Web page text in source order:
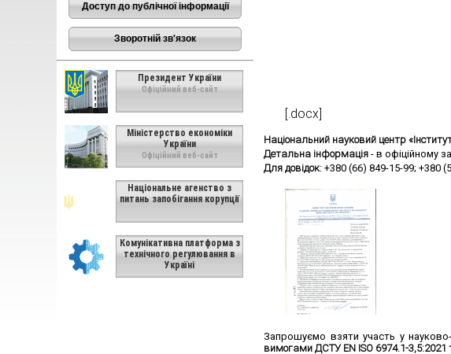
Доступ до публічної інформації
Зворотній зв'язок
Президент України
Офіційний веб-сайт
Міністерство економіки
України
Офіційний веб-сайт
Національне агенство з
питань запобігання корупції
Комунікативна платформа з
технічного регулювання в
Україні
[.docx]
Національний науковий центр
Детальна інформація - в офіційному
Для довідок: +380 (66) 849-15-99; +380
Запрошуємо взяти участь у
вимогами ДСТУ EN ISO 6974.1-3,5:2021